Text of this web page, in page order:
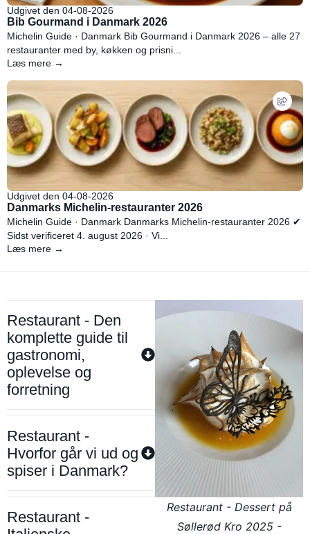
Udgivet den 04-08-2026
Bib Gourmand i Danmark 2026
Michelin Guide · Danmark Bib Gourmand i Danmark 2026 – alle 27
restauranter med by, køkken og prisni...
Læs mere →
Udgivet den 04-08-2026
Danmarks Michelin-restauranter 2026
Michelin Guide · Danmark Danmarks Michelin-restauranter 2026 ✔
Sidst verificeret 4. august 2026 · Vi...
Læs mere →
Restaurant - Den
komplette guide til
gastronomi,
oplevelse og
forretning
Restaurant -
Hvorfor går vi ud og
spiser i Danmark?
Restaurant -
Restaurant - Dessert på
Søllerød Kro 2025 -